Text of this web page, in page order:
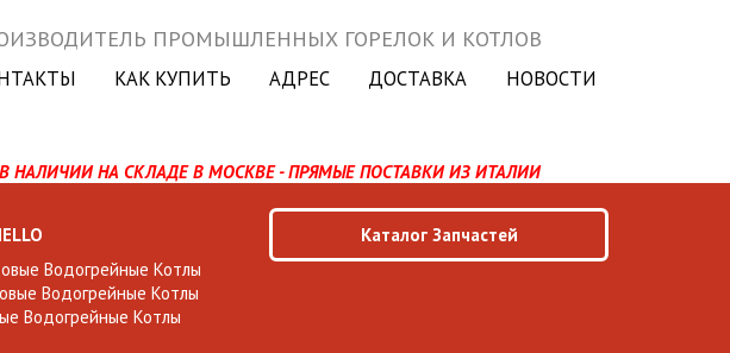
ПРОМЫШЛЕННЫХ ГОРЕЛОК И КОТЛОВ
КАК КУПИТЬ АДРЕС ДОСТАВКА НОВОСТИ
НАЛИЧИИ НА СКЛАДЕ В МОСКВЕ - ПРЯМЫЕ ПОСТАВКИ ИЗ ИТАЛИИ
Водогрейные Котлы
Водогрейные Котлы
Водогрейные Котлы
Каталог Запчастей